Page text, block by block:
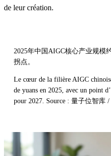
de leur création.
2025年中国AIGC核心产业规模
拐点。
Le cœur de la filière AIGC
de yuans en 2025, avec un point
pour 2027. Source : 量子位智库